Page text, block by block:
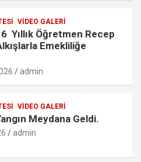
VIDEO GALERI
Yıllık Öğretmen Recep
Emekliliğe
admin
VIDEO GALERI
Meydana Geldi.
admin